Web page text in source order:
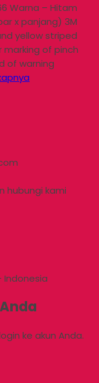
Warna – Hitam
x panjang) 3M
yellow striped
of pinch
of warning
hubungi kami
Indonesia
ke akun Anda.